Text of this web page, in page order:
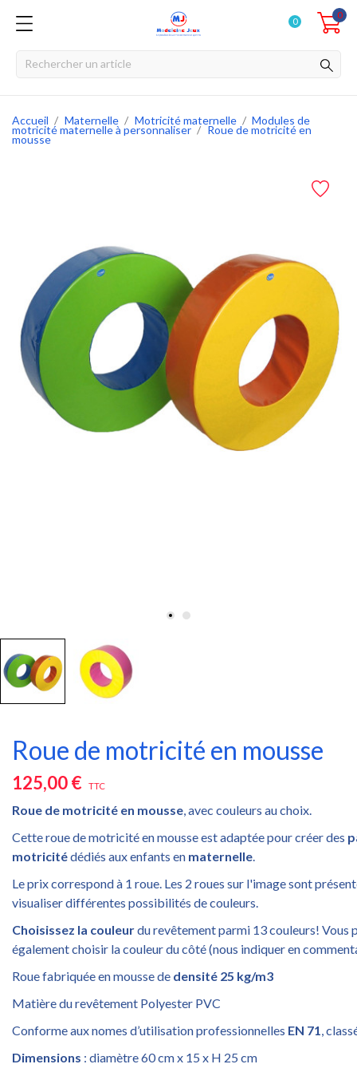
0
0
Accueil Maternelle Motricité maternelle Modules de
motricité maternelle à personnaliser Roue de motricité en
mousse
Roue de motricité en mousse
125,00 € TTC
Roue de motricité en mousse, avec couleurs au choix.
Cette roue de motricité en mousse est adaptée pour créer des
motricitédédiés aux enfants en maternelle.
Le prix correspond à 1 roue. Les 2 roues sur l'image sont
visualiser différentes possibilités de couleurs.
Choisissez la couleurdu revêtement parmi 13 couleurs! Vous
également choisir la couleur du côté (nous indiquer en
Roue fabriquée en mousse de densité 25 kg/m3
Matière du revêtement Polyester PVC
Conforme aux nomes d’utilisation professionnelles EN 71,
Dimensions : diamètre 60 cm x 15 x H 25 cm